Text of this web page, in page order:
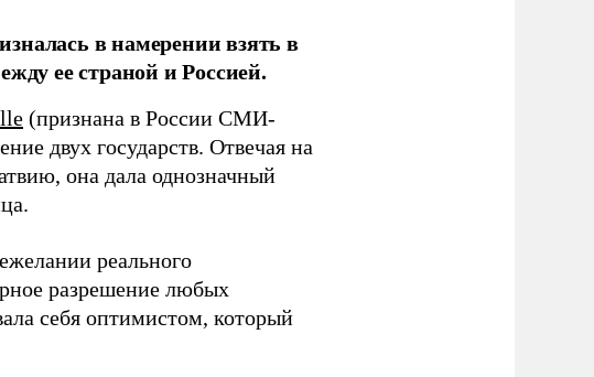
в намерении взять в
ее страной и Россией.
(признана в России СМИ-
двух государств. Отвечая на
она дала однозначный
реального
разрешение любых
себя оптимистом, который